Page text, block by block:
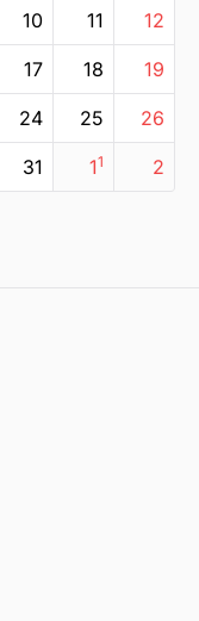
10 11 12
17 18 19
24 25 26
31 11 2